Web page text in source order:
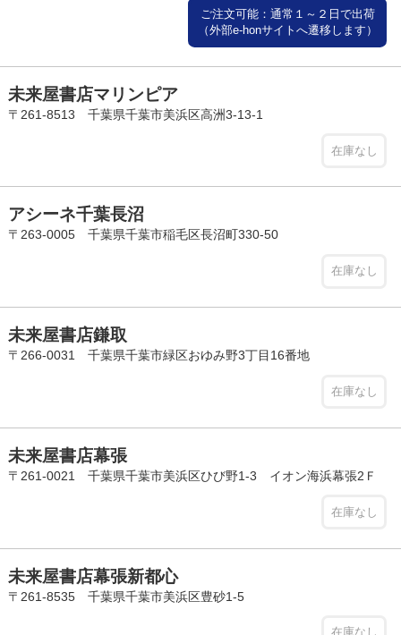
ご注文可能：通常１～２日で出荷
（外部e-honサイトへ遷移します）
未来屋書店マリンピア
〒261-8513 千葉県千葉市美浜区高洲3-13-1
在庫なし
アシーネ千葉長沼
〒263-0005 千葉県千葉市稲毛区長沼町330-50
在庫なし
未来屋書店鎌取
〒266-0031 千葉県千葉市緑区おゆみ野3丁目16番地
在庫なし
未来屋書店幕張
〒261-0021 千葉県千葉市美浜区ひび野1-3 イオン海浜幕張2Ｆ
在庫なし
未来屋書店幕張新都心
〒261-8535 千葉県千葉市美浜区豊砂1-5
在庫なし